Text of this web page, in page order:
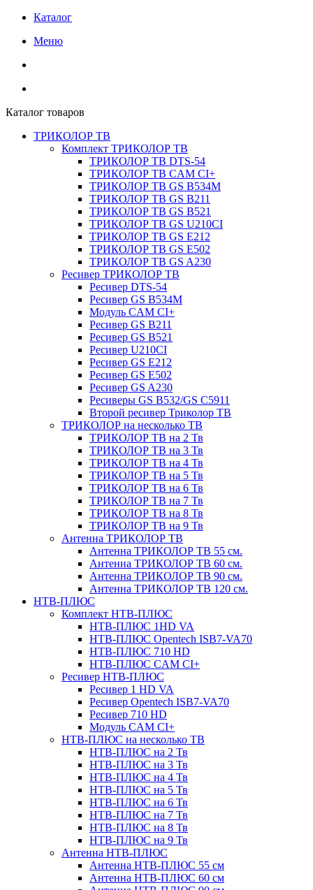
Каталог
Меню
Каталог товаров
ТРИКОЛОР ТВ
Комплект ТРИКОЛОР ТВ
ТРИКОЛОР ТВ DTS-54
ТРИКОЛОР ТВ CAM CI+
ТРИКОЛОР ТВ GS B534M
ТРИКОЛОР ТВ GS B211
ТРИКОЛОР ТВ GS B521
ТРИКОЛОР ТВ GS U210CI
ТРИКОЛОР ТВ GS E212
ТРИКОЛОР ТВ GS E502
ТРИКОЛОР ТВ GS A230
Ресивер ТРИКОЛОР ТВ
Ресивер DTS-54
Ресивер GS B534M
Модуль CAM CI+
Ресивер GS B211
Ресивер GS B521
Ресивер U210CI
Ресивер GS E212
Ресивер GS E502
Ресивер GS A230
Ресиверы GS B532/GS C5911
Второй ресивер Триколор ТВ
ТРИКОЛОР на несколько ТВ
ТРИКОЛОР ТВ на 2 Тв
ТРИКОЛОР ТВ на 3 Тв
ТРИКОЛОР ТВ на 4 Тв
ТРИКОЛОР ТВ на 5 Тв
ТРИКОЛОР ТВ на 6 Тв
ТРИКОЛОР ТВ на 7 Тв
ТРИКОЛОР ТВ на 8 Тв
ТРИКОЛОР ТВ на 9 Тв
Антенна ТРИКОЛОР ТВ
Антенна ТРИКОЛОР ТВ 55 см.
Антенна ТРИКОЛОР ТВ 60 см.
Антенна ТРИКОЛОР ТВ 90 см.
Антенна ТРИКОЛОР ТВ 120 см.
НТВ-ПЛЮС
Комплект НТВ-ПЛЮС
НТВ-ПЛЮС 1HD VA
НТВ-ПЛЮС Opentech ISB7-VA70
НТВ-ПЛЮС 710 HD
НТВ-ПЛЮС CAM CI+
Ресивер НТВ-ПЛЮС
Ресивер 1 HD VA
Ресивер Opentech ISB7-VA70
Ресивер 710 HD
Модуль CAM CI+
НТВ-ПЛЮС на несколько ТВ
НТВ-ПЛЮС на 2 Тв
НТВ-ПЛЮС на 3 Тв
НТВ-ПЛЮС на 4 Тв
НТВ-ПЛЮС на 5 Тв
НТВ-ПЛЮС на 6 Тв
НТВ-ПЛЮС на 7 Тв
НТВ-ПЛЮС на 8 Тв
НТВ-ПЛЮС на 9 Тв
Антенна НТВ-ПЛЮС
Антенна НТВ-ПЛЮС 55 см
Антенна НТВ-ПЛЮС 60 см